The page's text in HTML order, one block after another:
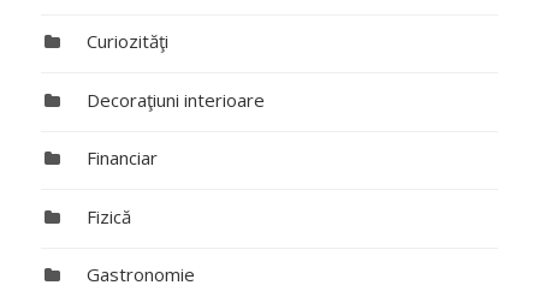
Curiozităţi
Decoraţiuni interioare
Financiar
Fizică
Gastronomie